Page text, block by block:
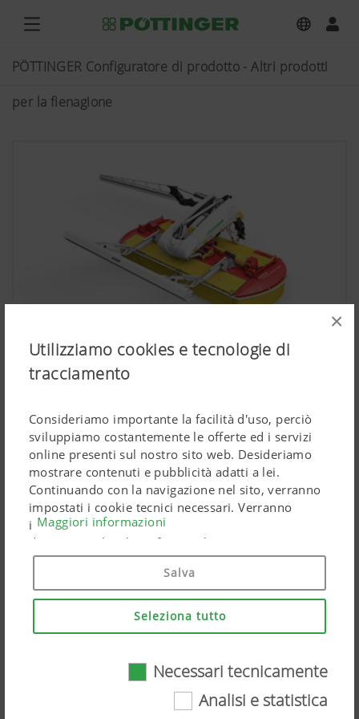
×
Utilizziamo cookies e tecnologie di
tracciamento
Consideriamo importante la facilità d'uso, perciò
sviluppiamo costantemente le offerte ed i servizi
online presenti sul nostro sito web. Desideriamo
mostrare contenuti e pubblicità adatti a lei.
Continuando con la navigazione nel sito, verranno
impostati i cookie tecnici necessari. Verranno
impiegati prodotti di Google Marketing riguardanti
dati personali solo se fornirà il suo pieno consenso
("Acconsento a tutti"). Potrà anche effettuare
impostazioni personalizzate tramite le caselle di
spunta.
Necessari tecnicamente
Maggiori informazioni
Salva
Seleziona tutto
Necessari tecnicamente
Analisi e statistica
PÖTTINGER Configuratore di prodotto - Altri prodotti
per la fienagione
riconoscimento animale
Larghezza di lavoro da 3,00 m a 10,00 m